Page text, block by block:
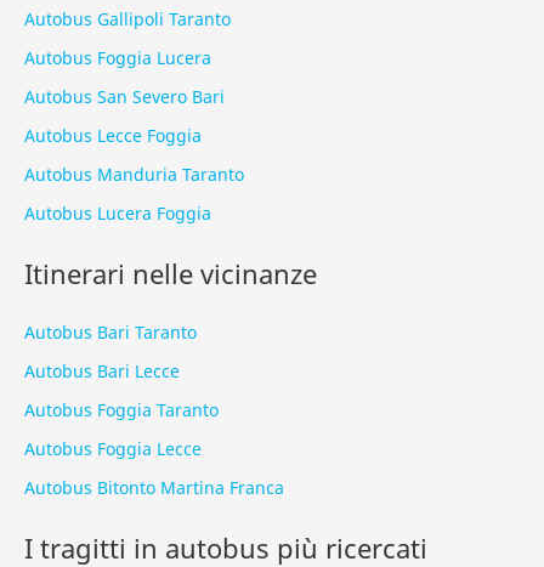
Autobus Gallipoli Taranto
Autobus Foggia Lucera
Autobus San Severo Bari
Autobus Lecce Foggia
Autobus Manduria Taranto
Autobus Lucera Foggia
Itinerari nelle vicinanze
Autobus Bari Taranto
Autobus Bari Lecce
Autobus Foggia Taranto
Autobus Foggia Lecce
Autobus Bitonto Martina Franca
I tragitti in autobus più ricercati